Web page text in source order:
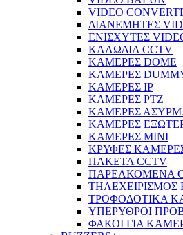
VIDEO
ΔΙΑΝΕΜΗΤΕΣ
ΕΝΙΣΧΥΤΕΣ
ΚΑΛΩΔΙΑ CCTV
ΚΑΜΕΡΕΣ DOME
ΚΑΜΕΡΕΣ
ΚΑΜΕΡΕΣ IP
ΚΑΜΕΡΕΣ PTZ
ΚΑΜΕΡΕΣ
ΚΑΜΕΡΕΣ
ΚΑΜΕΡΕΣ ΜΙΝΙ
ΚΡΥΦΕΣ
ΠΑΚΕΤΑ CCTV
ΠΑΡΕΛΚΟΜΕΝΑ
ΤΡΟΦΟΔΟΤΙΚΑ
ΥΠΕΡΥΘΡΟΙ
ΦΑΚΟΙ ΓΙΑ